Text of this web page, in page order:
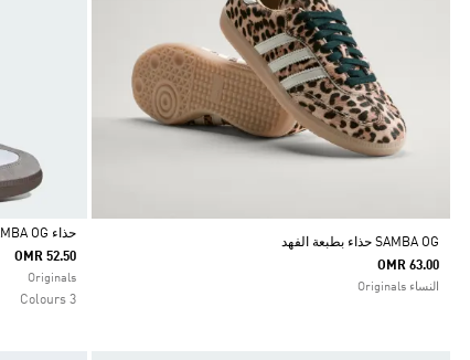
SAMBA OG حذاء بطبعة الفهد
OMR 63.00
النساء Originals
Selected
حذاء SAMBA OG
OMR 52.50
Originals
3 Colours